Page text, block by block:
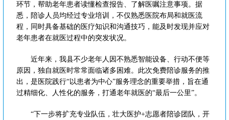
环节，帮助老年患者读懂检查报告、了解医嘱注意事项。据
悉，陪诊人员均经过专业培训，不仅熟悉医院布局和就医流
程，同时具备基础的医疗知识和沟通技巧，能及时发现并应对
老年患者在就医过程中的突发状况。
近年来，我县不少老年人因不熟悉智能设备、行动不便等
原因，独自就医时常常面临诸多困难。此次免费陪诊服务的推
出，是医院践行“以患者为中心”服务理念的重要举措，旨在通
过精细化、人性化的服务，打通老年就医的“最后一公里”。
“下一步将扩充专业队伍，壮大医护+志愿者陪诊团队，开